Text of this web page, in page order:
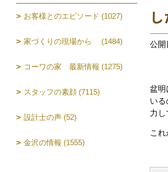
し
公開
盆明
い
力し
こ
お客様とのエピソード (1027)
家づくりの現場から (1484)
コーワの家 最新情報 (1275)
スタッフの素顔 (7115)
設計士の声 (52)
金沢の情報 (1555)